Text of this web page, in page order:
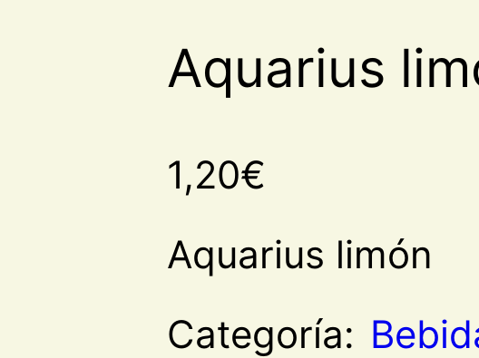
Aquarius
1,20€
Aquarius limón
Categoría: